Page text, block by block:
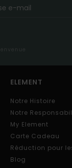
ELEMENT
Notre Histoire
Notre
My Element
Carte Cadeau
Réduction pour
Blog